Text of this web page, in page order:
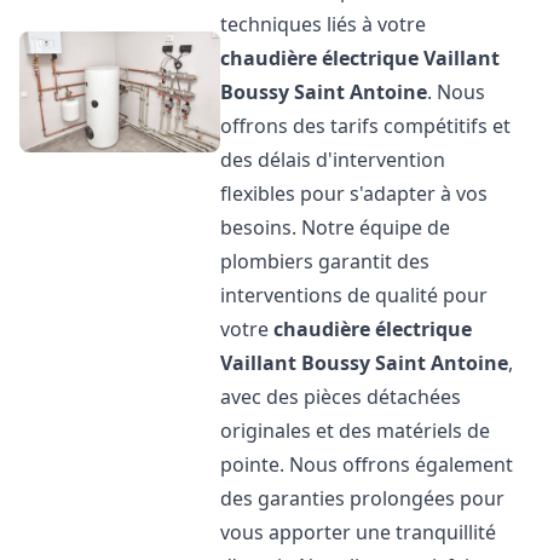
techniques liés à votre
chaudière électrique Vaillant
Boussy Saint Antoine. Nous
offrons des tarifs compétitifs et
des délais d'intervention
flexibles pour s'adapter à vos
besoins. Notre équipe de
plombiers garantit des
interventions de qualité pour
votrechaudière électrique
Vaillant Boussy Saint Antoine,
avec des pièces détachées
originales et des matériels de
pointe. Nous offrons également
des garanties prolongées pour
vous apporter une tranquillité